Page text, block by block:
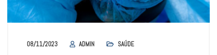
08/11/2023 ADMIN SAÚDE